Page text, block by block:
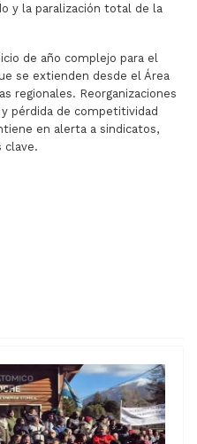
y la paralización total de la
de año complejo para el
se extienden desde el Área
regionales. Reorganizaciones
pérdida de competitividad
en alerta a sindicatos,
clave.